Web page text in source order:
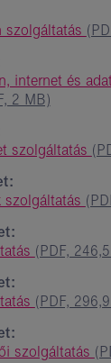
szolgáltatás
internet és
2 MB)
szolgáltatás
szolgáltatás
(PDF,
(PDF,
szolgáltatás